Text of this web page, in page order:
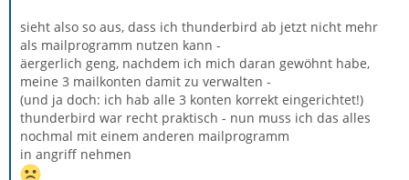
sieht also so aus, dass ich thunderbird ab jetzt nicht mehr
als mailprogramm nutzen kann -
äergerlich geng, nachdem ich mich daran gewöhnt habe,
meine 3 mailkonten damit zu verwalten -
(und ja doch: ich hab alle 3 konten korrekt eingerichtet!)
thunderbird war recht praktisch - nun muss ich das alles
nochmal mit einem anderen mailprogramm
in angriff nehmen